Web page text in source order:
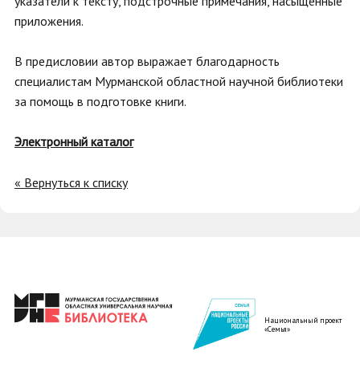
приложения.
В предисловии автор выражает благодарность
специалистам Мурманской областной научной библиотеки
за помощь в подготовке книги.
Электронный каталог
« Вернуться к списку
Национальный проект
«Семья»